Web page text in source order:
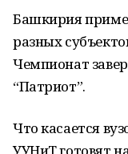
Башкирия
разных
Чемпионат
“Патриот”.
Что касается